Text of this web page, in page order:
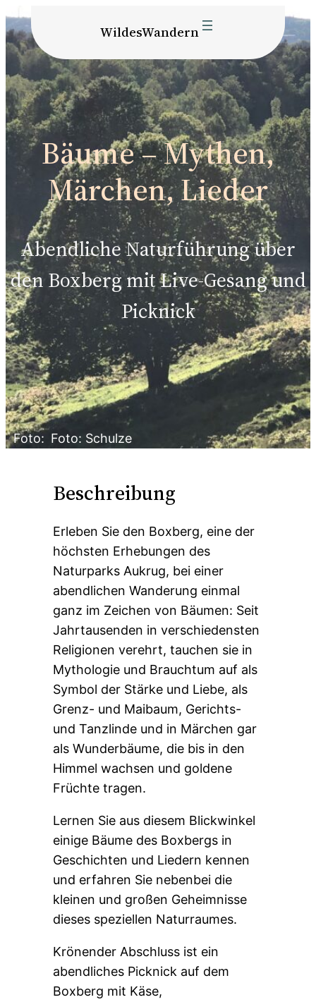
WildesWandern
Bäume – Mythen,
Märchen, Lieder
Abendliche Naturführung über
den Boxberg mit Live-Gesang und
Picknick
Foto: Foto: Schulze
Beschreibung
Erleben Sie den Boxberg, eine der
höchsten Erhebungen des
Naturparks Aukrug, bei einer
abendlichen Wanderung einmal
ganz im Zeichen von Bäumen: Seit
Jahrtausenden in verschiedensten
Religionen verehrt, tauchen sie in
Mythologie und Brauchtum auf als
Symbol der Stärke und Liebe, als
Grenz- und Maibaum, Gerichts-
und Tanzlinde und in Märchen gar
als Wunderbäume, die bis in den
Himmel wachsen und goldene
Früchte tragen.
Lernen Sie aus diesem Blickwinkel
einige Bäume des Boxbergs in
Geschichten und Liedern kennen
und erfahren Sie nebenbei die
kleinen und großen Geheimnisse
dieses speziellen Naturraumes.
Krönender Abschluss ist ein
abendliches Picknick auf dem
Boxberg mit Käse,